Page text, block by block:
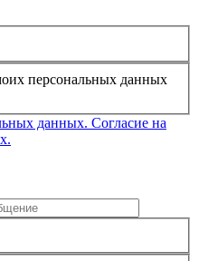
персональных данных
данных. Согласие на